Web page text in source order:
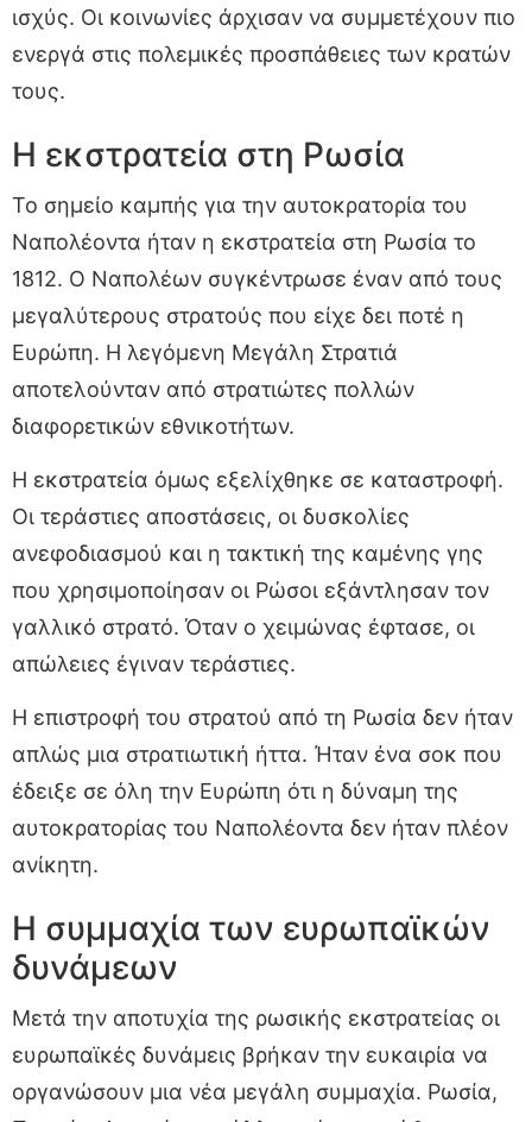
ισχύς. Οι κοινωνίες άρχισαν να συμμετέχουν πιο
ενεργά στις πολεμικές προσπάθειες των κρατών
τους.
Η εκστρατεία στη Ρωσία
Το σημείο καμπής για την αυτοκρατορία του
Ναπολέοντα ήταν η εκστρατεία στη Ρωσία το
1812. Ο Ναπολέων συγκέντρωσε έναν από τους
μεγαλύτερους στρατούς που είχε δει ποτέ η
Ευρώπη. Η λεγόμενη Μεγάλη Στρατιά
αποτελούνταν από στρατιώτες πολλών
διαφορετικών εθνικοτήτων.
Η εκστρατεία όμως εξελίχθηκε σε καταστροφή.
Οι τεράστιες αποστάσεις, οι δυσκολίες
ανεφοδιασμού και η τακτική της καμένης γης
που χρησιμοποίησαν οι Ρώσοι εξάντλησαν τον
γαλλικό στρατό. Όταν ο χειμώνας έφτασε, οι
απώλειες έγιναν τεράστιες.
Η επιστροφή του στρατού από τη Ρωσία δεν ήταν
απλώς μια στρατιωτική ήττα. Ήταν ένα σοκ που
έδειξε σε όλη την Ευρώπη ότι η δύναμη της
αυτοκρατορίας του Ναπολέοντα δεν ήταν πλέον
ανίκητη.
Η συμμαχία των ευρωπαϊκών
δυνάμεων
Μετά την αποτυχία της ρωσικής εκστρατείας οι
ευρωπαϊκές δυνάμεις βρήκαν την ευκαιρία να
οργανώσουν μια νέα μεγάλη συμμαχία. Ρωσία,